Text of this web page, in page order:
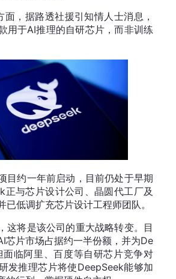
面，据路透社援引知情人士消息，
用于AI推理的自研芯片，而非训练
目约一年前启动，目前仍处于早期
正与芯片设计公司、晶圆代工厂及
已低调扩充芯片设计工程师团队。
这将是该公司的重大战略转变。目
芯片市场占据约一半份额，并为De
临阿里、百度等自研芯片竞争对
发推理芯片将使DeepSeek能够加